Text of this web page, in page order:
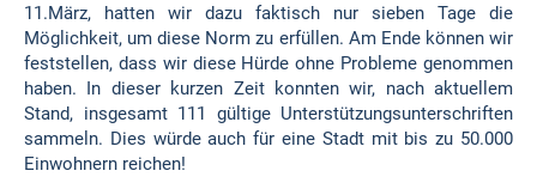
11.März, hatten wir dazu faktisch nur sieben Tage die
Möglichkeit, um diese Norm zu erfüllen. Am Ende können wir
feststellen, dass wir diese Hürde ohne Probleme genommen
haben. In dieser kurzen Zeit konnten wir, nach aktuellem
Stand, insgesamt 111 gültige Unterstützungsunterschriften
sammeln. Dies würde auch für eine Stadt mit bis zu 50.000
Einwohnern reichen!